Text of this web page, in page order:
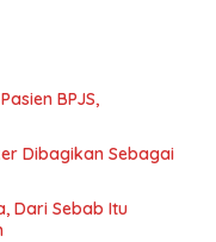
BPJS,
Dibagikan Sebagai
Dari Sebab Itu